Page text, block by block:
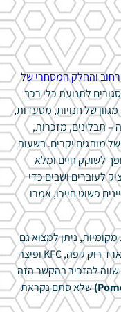
והחלק המסחרי של
לתנועת כלי רכב
של חנויות, מסעדות,
– תבלינים, מזכרות,
של מותגים יקרים. בשעות
לשוקק חיים ומלא
לעוברים ושבים כדי
פשוט חייכו, אמרו
ניתן למצוא גם
מותגים מערביים מוכרים כמו מקדולנד'ס, הארד רוק קפה, KFC ופיצה
להזכיר בהקשר הזה
שלא סתם נקראת